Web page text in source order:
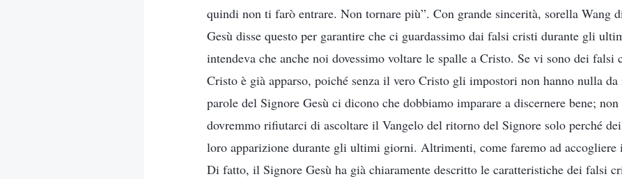
quindi non ti farò entrare. Non tornare più”. Con grande sincerità, sorella Wang
Gesù disse questo per garantire che ci guardassimo dai falsi cristi durante gli
intendeva che anche noi dovessimo voltare le spalle a Cristo. Se vi sono dei falsi
Cristo è già apparso, poiché senza il vero Cristo gli impostori non hanno nulla
parole del Signore Gesù ci dicono che dobbiamo imparare a discernere bene;
dovremmo rifiutarci di ascoltare il Vangelo del ritorno del Signore solo perché
loro apparizione durante gli ultimi giorni. Altrimenti, come faremo ad
Di fatto, il Signore Gesù ha già chiaramente descritto le caratteristiche dei falsi